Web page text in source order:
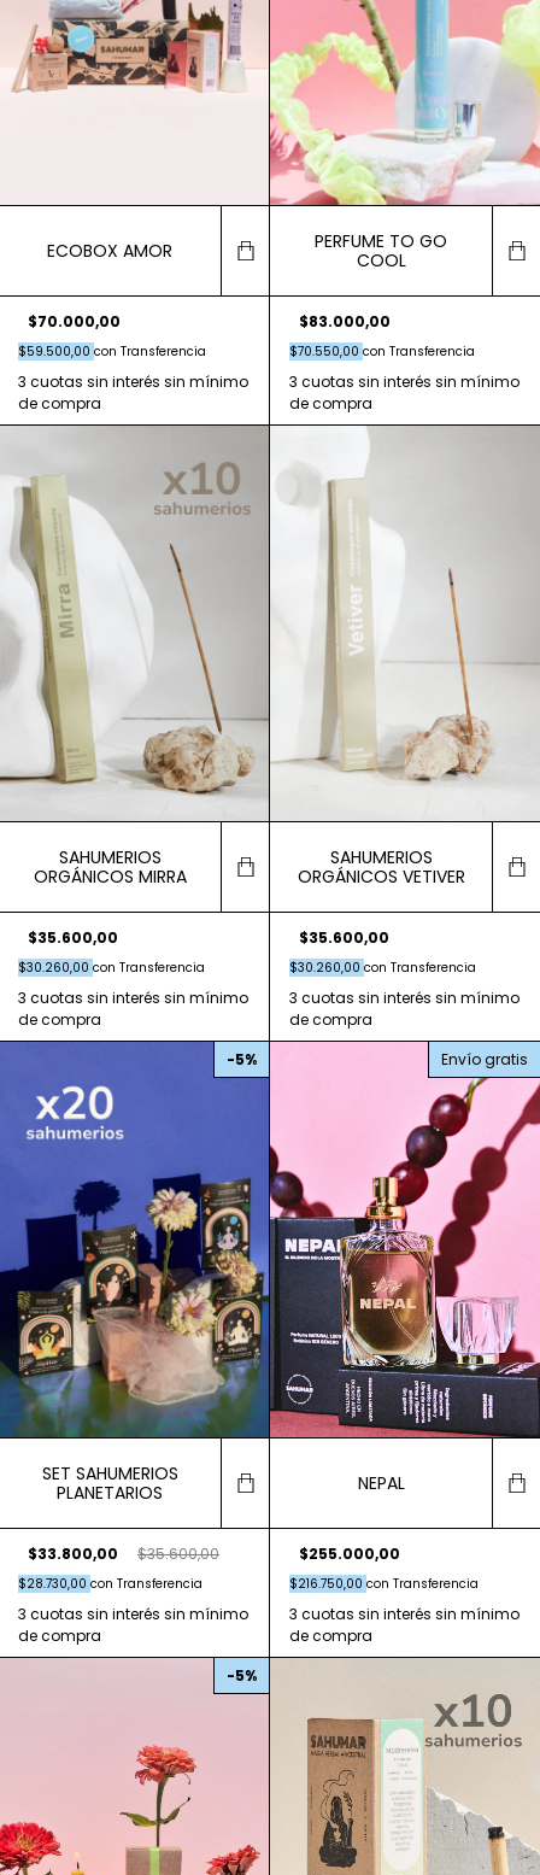
ECOBOX AMOR
$70.000,00
$59.500,00 con Transferencia
PERFUME TO GO
COOL
$83.000,00
$70.550,00 con Transferencia
SAHUMERIOS
ORGÁNICOS MIRRA
$35.600,00
$30.260,00 con Transferencia
SAHUMERIOS
ORGÁNICOS VETIVER
$35.600,00
$30.260,00 con Transferencia
-5%
SET SAHUMERIOS
PLANETARIOS
$33.800,00 $35.600,00
$28.730,00 con Transferencia
Envío gratis
NEPAL
$255.000,00
$216.750,00 con Transferencia
-5%